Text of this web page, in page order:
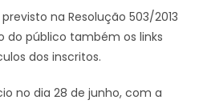
na Resolução 503/2013
do público também os links
dos inscritos.
no dia 28 de junho, com a